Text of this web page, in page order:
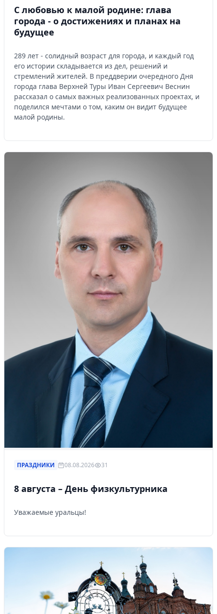
С любовью к малой родине: глава
города - о достижениях и планах на
будущее
289 лет - солидный возраст для города, и каждый год
его истории складывается из дел, решений и
стремлений жителей. В преддверии очередного Дня
города глава Верхней Туры Иван Сергеевич Веснин
рассказал о самых важных реализованных проектах, и
поделился мечтами о том, каким он видит будущее
малой родины.
ПРАЗДНИКИ 08.08.2026 31
8 августа – День физкультурника
Уважаемые уральцы!